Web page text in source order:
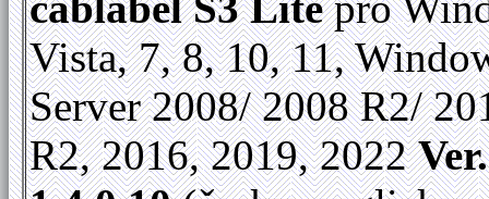
Vista, 7, 8, 10, 11,
Server 2008/ 2008 R2/
R2, 2016, 2019, 2022Ver.